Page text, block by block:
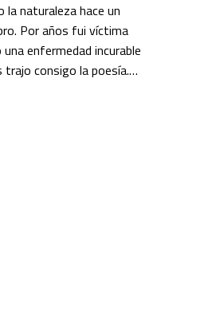
la naturaleza hace un
Por años fui víctima
enfermedad incurable
trajo consigo la poesía.…